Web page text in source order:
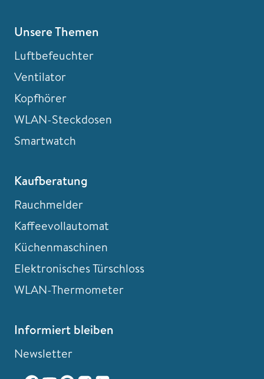
Unsere Themen
Luftbefeuchter
Ventilator
Kopfhörer
WLAN-Steckdosen
Smartwatch
Kaufberatung
Rauchmelder
Kaffeevollautomat
Küchenmaschinen
Elektronisches Türschloss
WLAN-Thermometer
Informiert bleiben
Newsletter